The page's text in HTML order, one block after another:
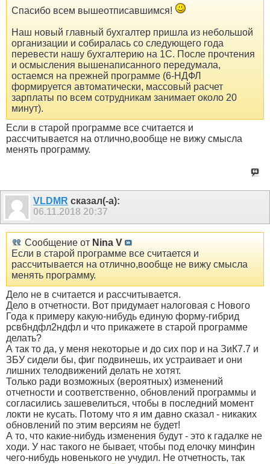
Спасибо всем вышеотписавшимся!
Наш новый главный бухгалтер пришла из небольшой
организации и собиралась со следующего года
перевести нашу бухгалтерию на 1С. После прочтения
и осмысления вышенаписанного передумала,
остаемся на прежней программе (6-НДФЛ
формируется автоматически, массовый расчет
зарплаты по всем сотрудникам занимает около 20
минут).
Если в старой программе все считается и
рассчитывается на отлично,вообще не вижу смысла
менять программу.
VLDMR сказал(-а):
06.11.2018 20:37
Сообщение от Nina V
Если в старой программе все считается и
рассчитывается на отлично,вообще не вижу смысла
менять программу.
Дело не в считается и рассчитывается.
Дело в отчетности. Вот придумает налоговая с Нового
Года к примеру какую-нибудь единую форму-гибрид
рсв6ндфл2ндфл и что прикажете в старой программе
делать?
А так то да, у меня некоторые и до сих пор и на ЗиК7.7 и
ЗБУ сидели бы, фиг подвинешь, их устраивает и они
лишних телодвижений делать не хотят.
Только ради возможных (вероятных) изменений
отчетности и соответственно, обновлений программы и
согласились зашевелиться, чтобы в последний момент
локти не кусать. Потому что я им давно сказал - никаких
обновлений по этим версиям не будет!
А то, что какие-нибудь изменения будут - это к гадалке не
ходи. У нас такого не бывает, чтобы под елочку минфин
чего-нибудь новенького не учудил. Не отчетность, так